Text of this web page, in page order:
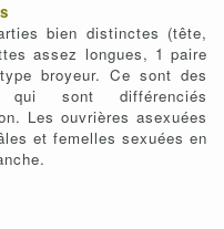
bien distinctes (tête,
assez longues, 1 paire
broyeur. Ce sont des
qui sont différenciés
Les ouvrières asexuées
et femelles sexuées en